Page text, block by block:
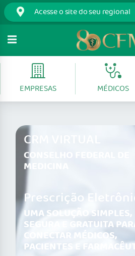
EMPRESAS MÉDICOS
CRM VIRTUAL
CONSELHO FEDERAL DE
MEDICINA
Prescrição
UMA SOLUÇÃO SIMPLES,
SEGURA E GRATUITA
CONECTAR MÉDICOS,
PACIENTES E